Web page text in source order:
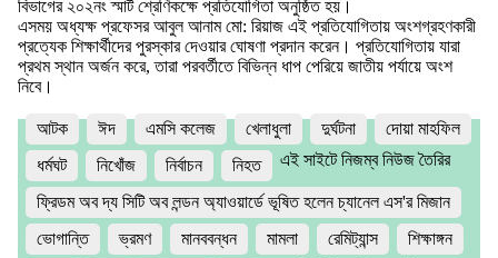
বিভাগের ২০২নং স্মার্ট শ্রেণিকক্ষে প্রতিযোগিতা অনুষ্ঠিত হয়।
এসময় অধ্যক্ষ প্রফেসর আবুল আনাম মো: রিয়াজ এই প্রতিযোগিতায় অংশগ্রহণকারী
প্রত্যেক শিক্ষার্থীদের পুরস্কার দেওয়ার ঘোষণা প্রদান করেন। প্রতিযোগিতায় যারা
প্রথম স্থান অর্জন করে, তারা পরবর্তীতে বিভিন্ন ধাপ পেরিয়ে জাতীয় পর্যায়ে অংশ
নিবে।
আটক ঈদ এমসি কলেজ খেলাধুলা দুর্ঘটনা
দোয়া মাহফিল
ধর্মঘট
নিখোঁজ নির্বাচন
নিহত
ফ্রিডম অব দ্য সিটি অব লন্ডন অ্যাওয়ার্ডে ভূষিত হলেন চ্যানেল এস'র মিজান
ভোগান্তি
ভ্রমণ মানববন্ধন মামলা রেমিট্যান্স
শিক্ষাঙ্গন
এই সাইটে নিজম্ব নিউজ তৈরির